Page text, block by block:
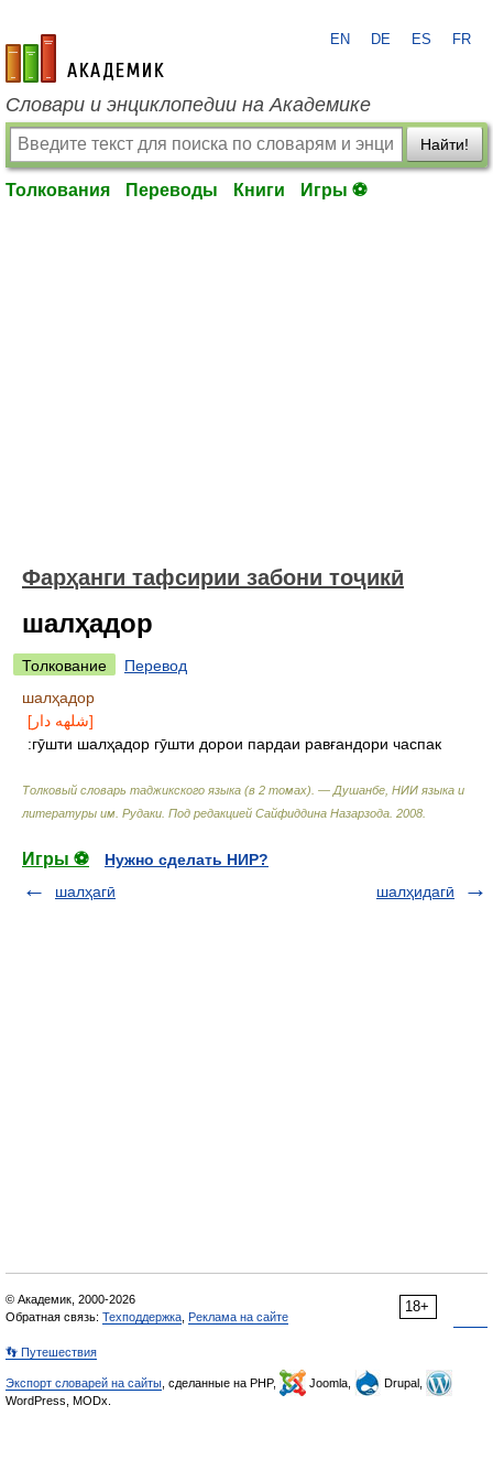
academic.ru
EN DE ES FR
Словари и энциклопедии на Академике
Найти!
Толкования Переводы Книги Игры ⚽
Фарҳанги тафсирии забони тоҷикӣ
шалҳадор
Толкование
Перевод
шалҳадор
[شلهه دار]
:гӯшти шалҳадор гӯшти дорои пардаи равғандори часпак
Толковый словарь таджикского языка (в 2 томах). — Душанбе, НИИ языка и
литературы им. Рудаки Под редакцией Сайфиддина Назарзода 2008
Игры ⚽
Нужно сделать НИР?
шалҳагӣ
шалҳидагӣ
18+
© Академик, 2000-2026
Обратная связь: Техподдержка Реклама на сайте
👣 Путешествия
Экспорт словарей на сайты , сделанные на PHP, Joomla,
Drupal,
WordPress, MODx.